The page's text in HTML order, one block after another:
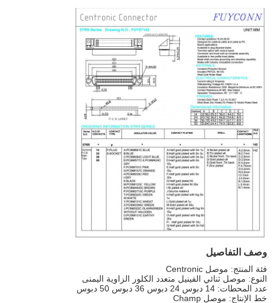
وصف التفاصيل
فئة المنتج: موصل Centronic
النوع: موصل ثنائي الفينيل متعدد الكلور الزاوية اليمنى
عدد المحطات: 14 دبوس 24 دبوس 36 دبوس 50 دبوس
خط الإنتاج: موصل Champ